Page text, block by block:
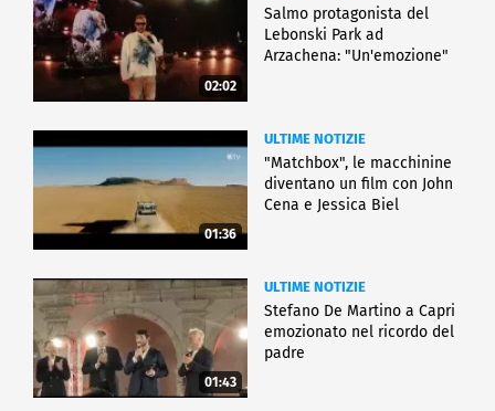
02:02
Salmo protagonista del
Lebonski Park ad
Arzachena: "Un'emozione"
01:36
ULTIME NOTIZIE
"Matchbox", le macchinine
diventano un film con John
Cena e Jessica Biel
01:43
ULTIME NOTIZIE
Stefano De Martino a Capri
emozionato nel ricordo del
padre